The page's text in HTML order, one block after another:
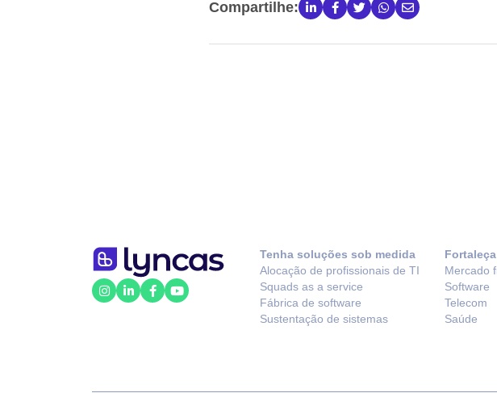
Compartilhe:
Tenha soluções sob medida
Alocação de profissionais de TI
Squads as a service
Fábrica de software
Sustentação de sistemas
Mercado
Software
Telecom
Saúde